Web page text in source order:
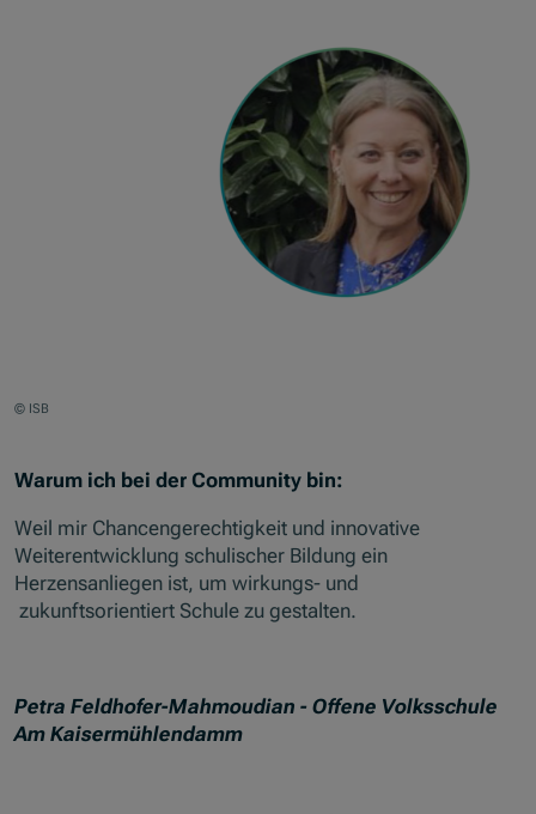
© ISB
Warum ich bei der Community bin:
Weil mir Chancengerechtigkeit und innovative
Weiterentwicklung schulischer Bildung ein
Herzensanliegen ist, um wirkungs- und
zukunftsorientiert Schule zu gestalten.
Petra Feldhofer-Mahmoudian - Offene Volksschule
Am Kaisermühlendamm